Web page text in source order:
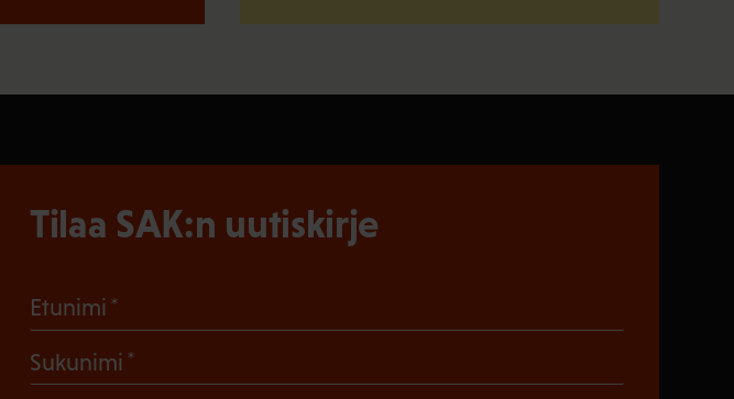
Tilaa SAK:n uutiskirje
Etunimi
Sukunimi